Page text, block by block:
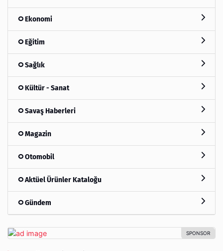
Ekonomi
Eğitim
Sağlık
Kültür - Sanat
Savaş Haberleri
Magazin
Otomobil
Aktüel Ürünler Kataloğu
Gündem